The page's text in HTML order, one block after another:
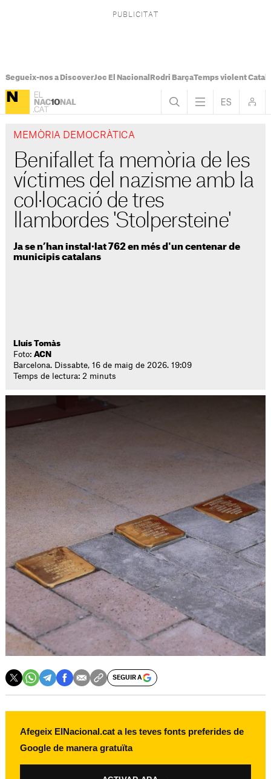
Segueix-nos a DiscoverJoc El Nacional Rodri BarçaTemps violent
MEMÒRIA DEMOCRÀTICA
Benifallet fa memòria de les
víctimes del nazisme amb la
col·locació de tres
llambordes 'Stolpersteine'
Ja se n’han instal·lat 762 en més d'un centenar de
municipis catalans
Lluís Tomàs
Foto:ACN
Barcelona. Dissabte, 16 de maig de 2026. 19:09
Temps de lectura: 2 minuts
SEGUIR A
Afegeix ElNacional.cat a les teves fonts preferides de
Google de manera gratuïta